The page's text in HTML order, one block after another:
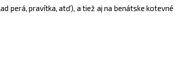
perá, pravítka, atď), a tiež aj na benátske kotevné